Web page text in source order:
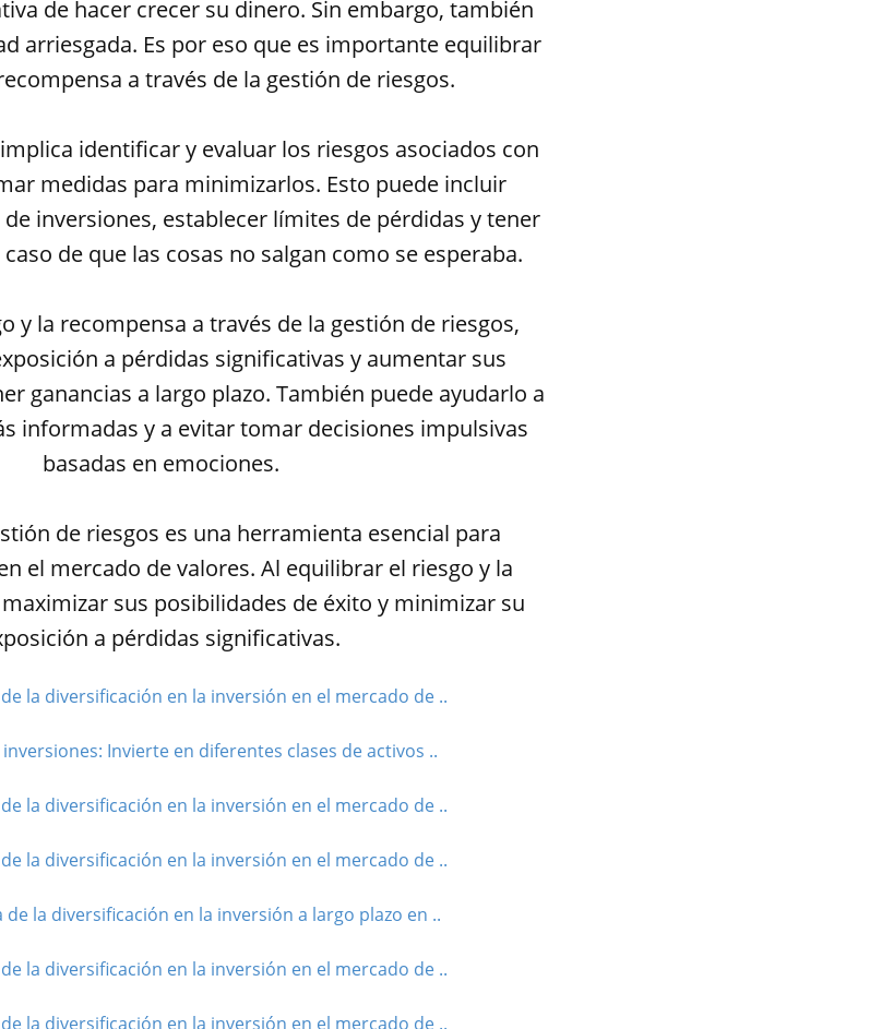
de hacer crecer su dinero. Sin embargo, también
arriesgada. Es por eso que es importante equilibrar
a través de la gestión de riesgos.
identificar y evaluar los riesgos asociados con
medidas para minimizarlos. Esto puede incluir
inversiones, establecer límites de pérdidas y tener
de que las cosas no salgan como se esperaba.
y la recompensa a través de la gestión de riesgos,
a pérdidas significativas y aumentar sus
ganancias a largo plazo. También puede ayudarlo a
informadas y a evitar tomar decisiones impulsivas
basadas en emociones.
de riesgos es una herramienta esencial para
el mercado de valores. Al equilibrar el riesgo y la
sus posibilidades de éxito y minimizar su
a pérdidas significativas.
la diversificación en la inversión en el mercado de ..
Invierte en diferentes clases de activos ..
la diversificación en la inversión en el mercado de ..
la diversificación en la inversión en el mercado de ..
la diversificación en la inversión a largo plazo en ..
la diversificación en la inversión en el mercado de ..
la diversificación en la inversión en el mercado de ..